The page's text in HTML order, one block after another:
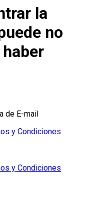
la
no
de E-mail
y Condiciones
y Condiciones